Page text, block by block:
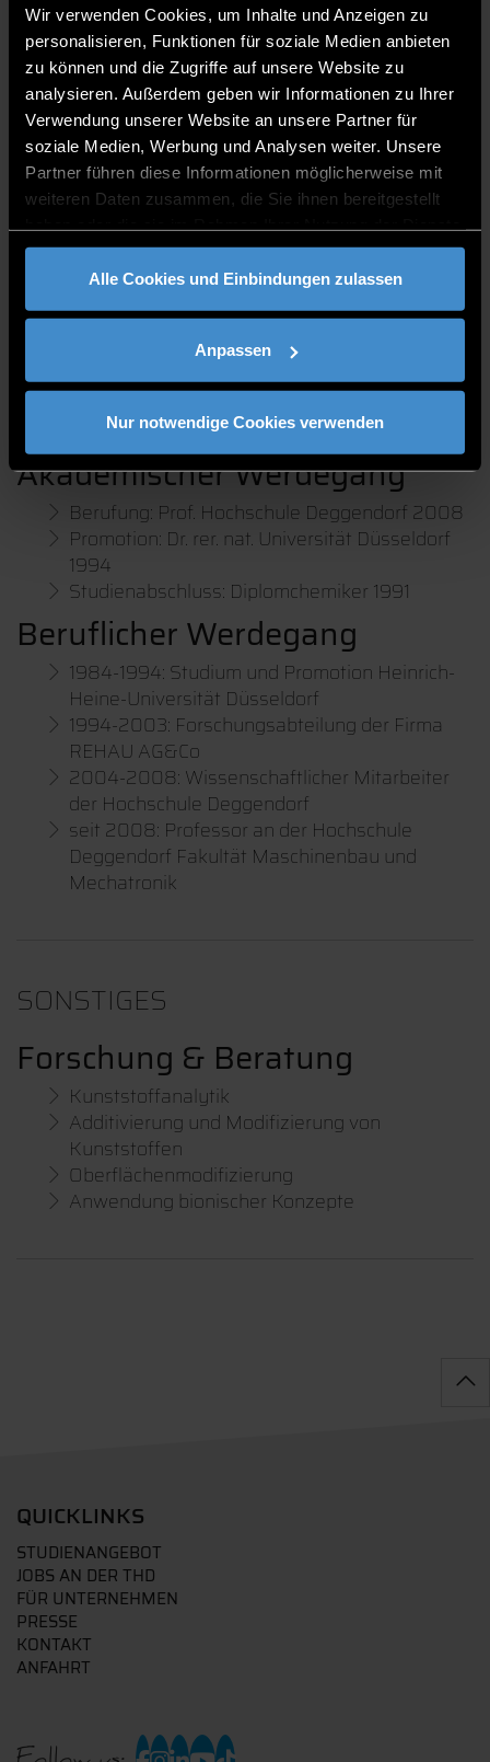
Wir verwenden Cookies, um Inhalte und Anzeigen zu
personalisieren, Funktionen für soziale Medien anbieten
zu können und die Zugriffe auf unsere Website zu
analysieren. Außerdem geben wir Informationen zu Ihrer
Verwendung unserer Website an unsere Partner für
soziale Medien, Werbung und Analysen weiter. Unsere
Partner führen diese Informationen möglicherweise mit
weiteren Daten zusammen, die Sie ihnen bereitgestellt
gesammelt haben.
Alle Cookies und Einbindungen zulassen
Anpassen
Nur notwendige Cookies verwenden
KERNKOMPETENZEN
Allgemeine, organische und makromolekulare
Chemie
Kunststoffverarbeitungstechnik
Oberflächentechnik
Nanochemie
Akademischer Werdegang
Berufung: Prof. Hochschule Deggendorf 2008
Promotion: Dr. rer. nat. Universität Düsseldorf
1994
Studienabschluss: Diplomchemiker 1991
Beruflicher Werdegang
1984-1994: Studium und Promotion Heinrich-
Heine-Universität Düsseldorf
1994-2003: Forschungsabteilung der Firma
REHAU AG&Co
2004-2008: Wissenschaftlicher Mitarbeiter
der Hochschule Deggendorf
seit 2008: Professor an der Hochschule
Deggendorf Fakultät Maschinenbau und
Mechatronik
SONSTIGES
Forschung & Beratung
Kunststoffanalytik
Additivierung und Modifizierung von
Kunststoffen
Oberflächenmodifizierung
Anwendung bionischer Konzepte
QUICKLINKS
STUDIENANGEBOT
JOBS AN DER THD
FÜR UNTERNEHMEN
PRESSE
KONTAKT
ANFAHRT